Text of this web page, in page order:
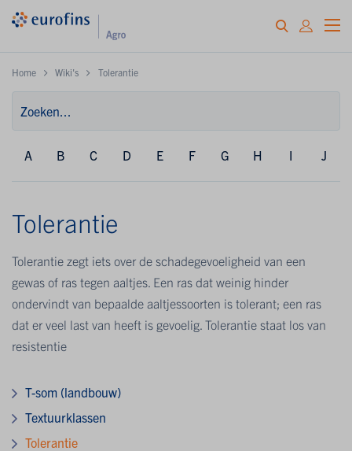
Home Wiki's Tolerantie
A B C D E F G H I J
Tolerantie
Tolerantie zegt iets over de schadegevoeligheid van een
gewas of ras tegen aaltjes. Een ras dat weinig hinder
ondervindt van bepaalde aaltjessoorten is tolerant; een ras
dat er veel last van heeft is gevoelig. Tolerantie staat los van
resistentie
T-som (landbouw)
Textuurklassen
Tolerantie